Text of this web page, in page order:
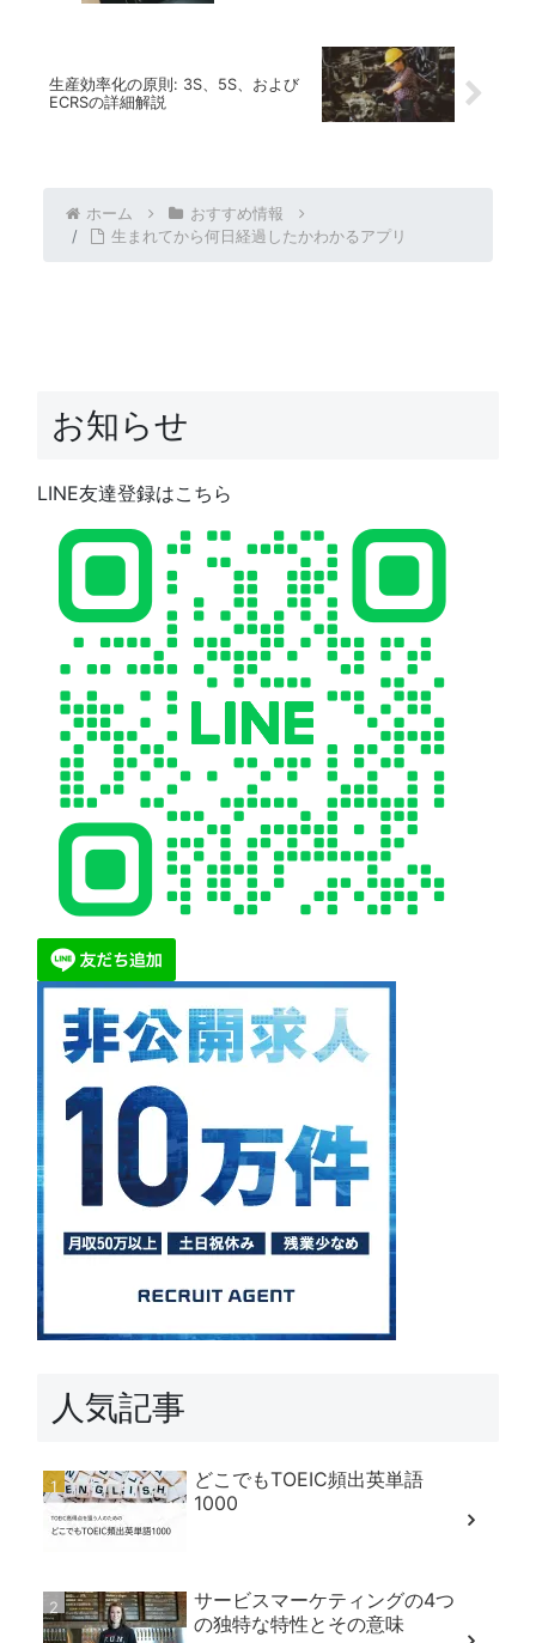
生産効率化の原則: 3S、5S、および
ECRSの詳細解説
ホーム
おすすめ情報
生まれてから何日経過したかわかるアプリ
お知らせ
LINE友達登録はこちら
人気記事
どこでもTOEIC頻出英単語
1000
サービスマーケティングの4つ
の独特な特性とその意味